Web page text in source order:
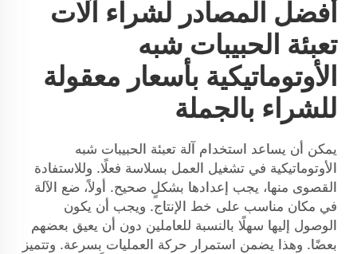
أفضل المصادر لشراء آلات
تعبئة الحبيبات شبه
الأوتوماتيكية بأسعار معقولة
للشراء بالجملة
يمكن أن يساعد استخدام آلة تعبئة الحبيبات شبه
الأوتوماتيكية في تشغيل العمل بسلاسة فعلًا. وللاستفادة
القصوى منها، يجب إعدادها بشكلٍ صحيح. أولاً، ضع الآلة
في مكان مناسب على خط الإنتاج. ويجب أن يكون
الوصول إليها سهلًا بالنسبة للعاملين دون أن يعيق بعضهم
بعضًا. وهذا يضمن استمرار حركة العمليات بسرعة. وتتميز